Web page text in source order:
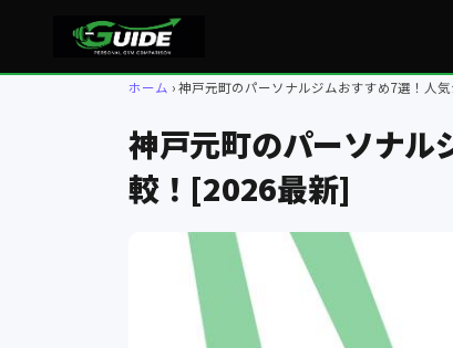
ホーム 神戸元町のパーソナルジムおすすめ7選！人
神戸元町のパーソナル
較！[2026最新]